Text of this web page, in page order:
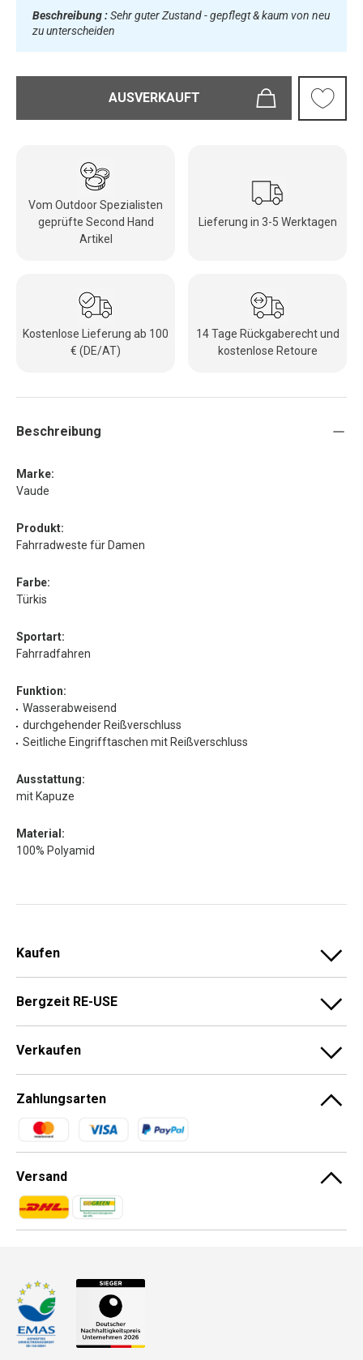
Beschreibung :Sehr guter Zustand - gepflegt & kaum von neu
zu unterscheiden
AUSVERKAUFT
Vom Outdoor Spezialisten
geprüfte Second Hand
Artikel
Lieferung in 3-5 Werktagen
Kostenlose Lieferung ab 100
€ (DE/AT)
14 Tage Rückgaberecht und
kostenlose Retoure
Beschreibung
Marke:
Vaude
Produkt:
Fahrradweste für Damen
Farbe:
Türkis
Sportart:
Fahrradfahren
Funktion:
Wasserabweisend
durchgehender Reißverschluss
Seitliche Eingrifftaschen mit Reißverschluss
Ausstattung:
mit Kapuze
Material:
100% Polyamid
Kaufen
Bergzeit RE-USE
Verkaufen
Zahlungsarten
Zahlungsmethoden
Versand
Zahlungsmethoden
Zahlungsmethoden